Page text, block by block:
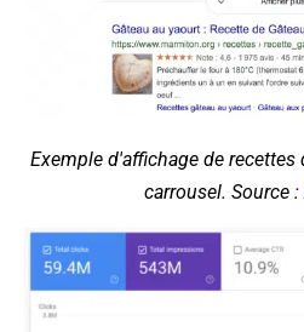
Exemple d'affichage de
carrousel. Source :